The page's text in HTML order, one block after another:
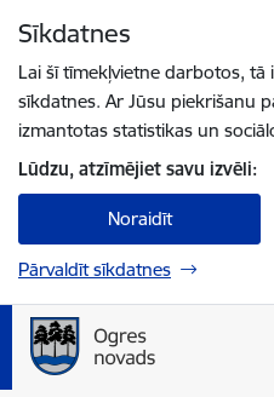
Sīkdatnes
Lai šī tīmekļvietne darbotos,
sīkdatnes. Ar Jūsu piekrišanu
izmantotas statistikas un
Lūdzu, atzīmējiet savu izvēli:
Noraidīt
Pārvaldīt sīkdatnes